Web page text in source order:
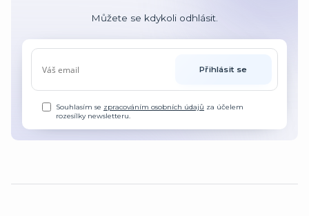
Můžete se kdykoli odhlásit.
Přihlásit se
Souhlasím se zpracováním osobních údajů za účelem
rozesílky newsletteru.